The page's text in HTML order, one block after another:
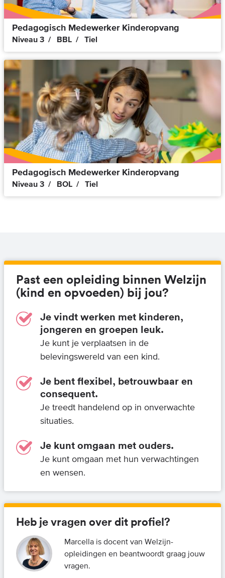
Pedagogisch Medewerker Kinderopvang
Niveau 3 BBL Tiel
Pedagogisch Medewerker Kinderopvang
Niveau 3 BOL Tiel
Past een opleiding binnen Welzijn
(kind en opvoeden) bij jou?
Je vindt werken met kinderen,
jongeren en groepen leuk.
Je kunt je verplaatsen in de
belevingswereld van een kind.
Je bent flexibel, betrouwbaar en
consequent.
Je treedt handelend op in onverwachte
situaties.
Je kunt omgaan met ouders.
Je kunt omgaan met hun verwachtingen
en wensen.
Heb je vragen over dit profiel?
Marcella is docent van Welzijn-
opleidingen en beantwoordt graag jouw
vragen.